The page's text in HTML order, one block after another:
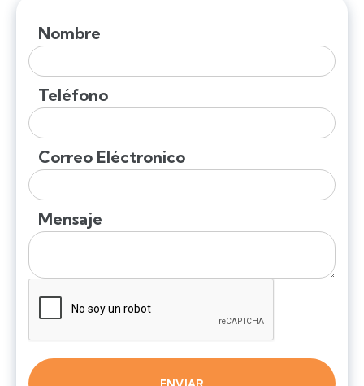
Nombre
Teléfono
Correo Eléctronico
Mensaje